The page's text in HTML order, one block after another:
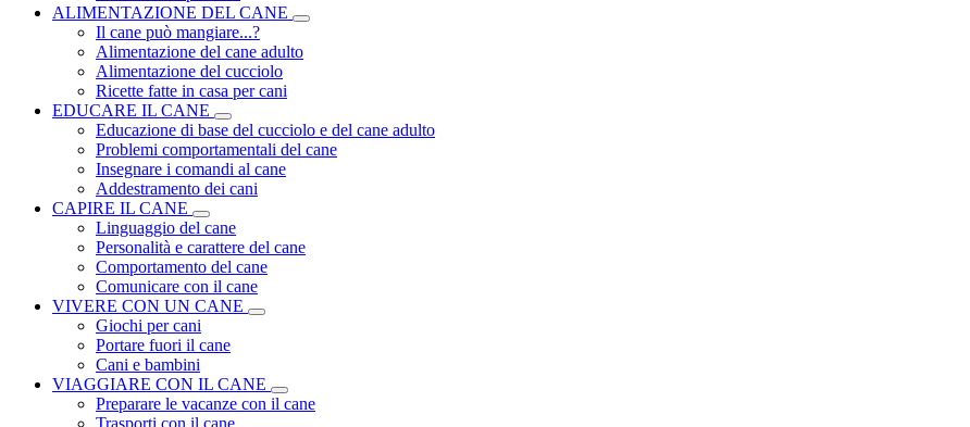
ALIMENTAZIONE DEL CANE
Il cane può mangiare...?
Alimentazione del cane adulto
Alimentazione del cucciolo
Ricette fatte in casa per cani
EDUCARE IL CANE
Educazione di base del cucciolo e del cane adulto
Problemi comportamentali del cane
Insegnare i comandi al cane
Addestramento dei cani
CAPIRE IL CANE
Linguaggio del cane
Personalità e carattere del cane
Comportamento del cane
Comunicare con il cane
VIVERE CON UN CANE
Giochi per cani
Portare fuori il cane
Cani e bambini
VIAGGIARE CON IL CANE
Preparare le vacanze con il cane
Trasporti con il cane